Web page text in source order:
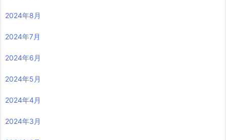
2024年8月
2024年7月
2024年6月
2024年5月
2024年4月
2024年3月